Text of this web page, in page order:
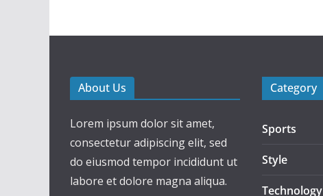
About Us
Lorem ipsum dolor sit amet,
consectetur adipiscing elit, sed
do eiusmod tempor incididunt ut
labore et dolore magna aliqua.
Category
Sports
Style
Technology